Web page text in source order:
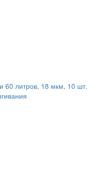
60 литров, 18 мкм, 10 шт.